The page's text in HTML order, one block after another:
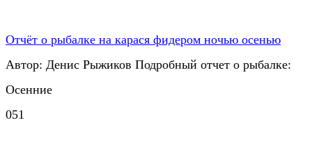
Отчёт о рыбалке на карася фидером ночью осенью
Автор: Денис Рыжиков Подробный отчет о рыбалке:
Осенние
051